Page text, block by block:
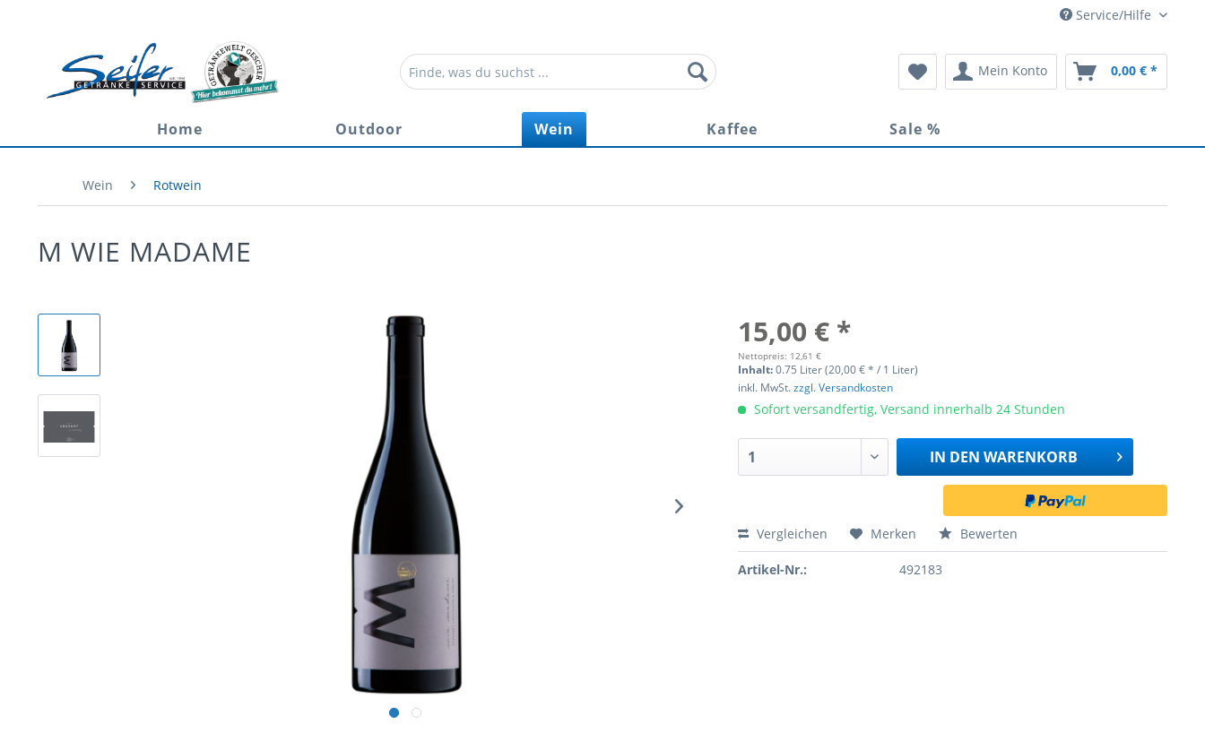
Service/Hilfe
Mein Konto 0,00 € *
Home Outdoor Wein Kaffee Sale %
Wein Rotwein
M WIE MADAME
15,00 € *
Nettopreis: 12,61 €
Inhalt:0.75 Liter (20,00 € * / 1 Liter)
inkl. MwSt.zzgl. Versandkosten
Sofort versandfertig, Versand innerhalb 24 Stunden
IN DEN WARENKORB
Vergleichen Merken Bewerten
Artikel-Nr.: 492183